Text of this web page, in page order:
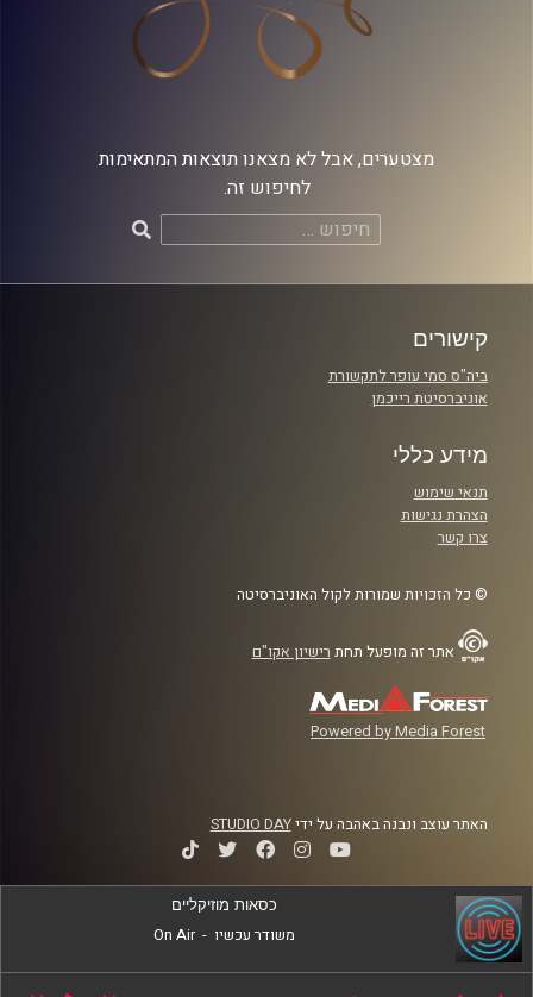
מצטערים, אבל לא מצאנו תוצאות המתאימות
לחיפוש זה.
חיפוש:
קישורים
ביה"ס סמי עופר לתקשורת
אוניברסיטת רייכמן
מידע כללי
תנאי שימוש
הצהרת נגישות
צרו קשר
© כל הזכויות שמורות לקול האוניברסיטה
אתר זה מופעל תחת רישיון אקו"ם
Powered by Media Forest
האתר עוצב ונבנה באהבה על ידיSTUDIO DAY
כסאות מוזיקליים
משודר עכשיו -
On Air